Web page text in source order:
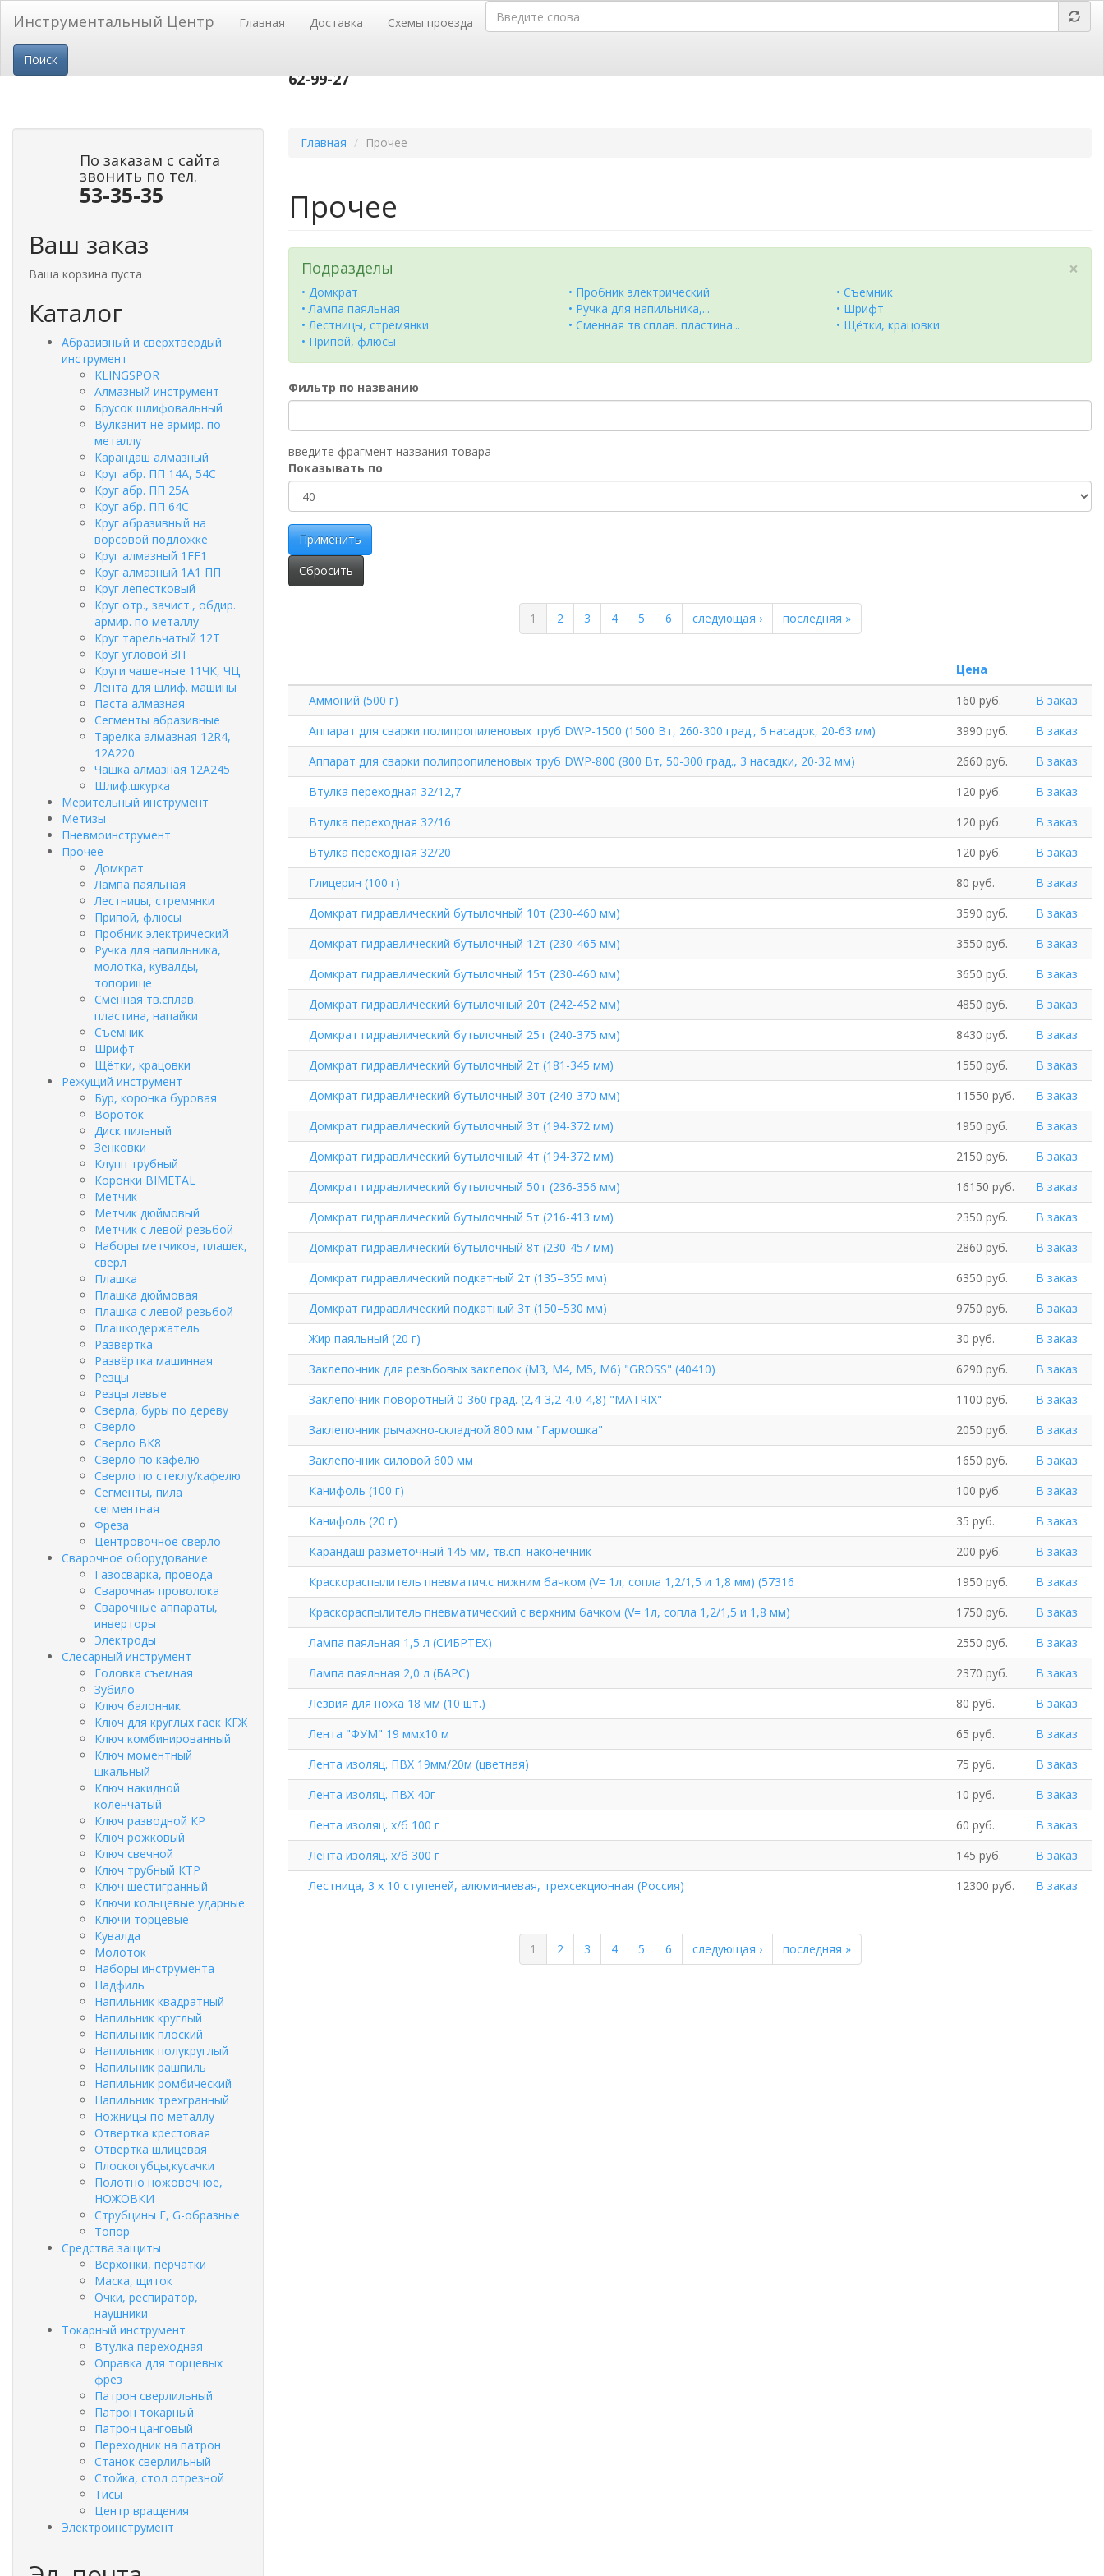
Инструментальный Центр Главная Доставка Схемы проезда
Введите слова
Поиск
г. Барнаул,
62-99-27
г. Барнаул,
Отправить заявку,
По заказам с сайта
звонить по тел.
53-35-35
Ваш заказ
Ваша корзина пуста
Каталог
Абразивный и сверхтвердый
инструмент
KLINGSPOR
Алмазный инструмент
Брусок шлифовальный
Вулканит не армир. по
металлу
Карандаш алмазный
Круг абр. ПП 14А, 54С
Круг абр. ПП 25А
Круг абр. ПП 64С
Круг абразивный на
ворсовой подложке
Круг алмазный 1FF1
Круг алмазный 1А1 ПП
Круг лепестковый
Круг отр., зачист., обдир.
армир. по металлу
Круг тарельчатый 12Т
Круг угловой ЗП
Круги чашечные 11ЧК, ЧЦ
Лента для шлиф. машины
Паста алмазная
Сегменты абразивные
Тарелка алмазная 12R4,
12А220
Чашка алмазная 12А245
Шлиф.шкурка
Мерительный инструмент
Метизы
Пневмоинструмент
Прочее
Домкрат
Лампа паяльная
Лестницы, стремянки
Припой, флюсы
Пробник электрический
Ручка для напильника,
молотка, кувалды,
топорище
Сменная тв.сплав.
пластина, напайки
Съемник
Шрифт
Щётки, крацовки
Режущий инструмент
Бур, коронка буровая
Вороток
Диск пильный
Зенковки
Клупп трубный
Коронки BIMETAL
Метчик
Метчик дюймовый
Метчик с левой резьбой
Наборы метчиков, плашек,
сверл
Плашка
Плашка дюймовая
Плашка с левой резьбой
Плашкодержатель
Развертка
Развёртка машинная
Резцы
Резцы левые
Сверла, буры по дереву
Сверло
Сверло ВК8
Сверло по кафелю
Сверло по стеклу/кафелю
Сегменты, пила
сегментная
Фреза
Центровочное сверло
Сварочное оборудование
Газосварка, провода
Сварочная проволока
Сварочные аппараты,
инверторы
Электроды
Слесарный инструмент
Головка съемная
Зубило
Ключ балонник
Ключ для круглых гаек КГЖ
Ключ комбинированный
Ключ моментный
шкальный
Ключ накидной
коленчатый
Ключ разводной КР
Ключ рожковый
Ключ свечной
Ключ трубный КТР
Ключ шестигранный
Ключи кольцевые ударные
Ключи торцевые
Кувалда
Молоток
Наборы инструмента
Надфиль
Напильник квадратный
Напильник круглый
Напильник плоский
Напильник полукруглый
Напильник рашпиль
Напильник ромбический
Напильник трехгранный
Ножницы по металлу
Отвертка крестовая
Отвертка шлицевая
Плоскогубцы,кусачки
Полотно ножовочное,
НОЖОВКИ
Струбцины F, G-образные
Топор
Средства защиты
Верхонки, перчатки
Маска, щиток
Очки, респиратор,
наушники
Токарный инструмент
Втулка переходная
Оправка для торцевых
фрез
Патрон сверлильный
Патрон токарный
Патрон цанговый
Переходник на патрон
Станок сверлильный
Стойка, стол отрезной
Тисы
Центр вращения
Электроинструмент
Главная Прочее
Прочее
×
Подразделы
• Домкрат
• Лампа паяльная
• Лестницы, стремянки
• Припой, флюсы
• Пробник электрический
• Ручка для напильника,...
• Сменная тв.сплав. пластина...
• Съемник
• Шрифт
• Щётки, крацовки
Фильтр по названию
введите фрагмент названия товара
Показывать по
Применить
Сбросить
1 2 3 4 5 6 следующая › последняя »
Цена
Аммоний (500 г)
160 руб.
В заказ
Аппарат для сварки полипропиленовых труб DWP-1500 (1500 Вт, 260-300 град., 6 насадок, 20-63 мм)
3990 руб.
В заказ
Аппарат для сварки полипропиленовых труб DWP-800 (800 Вт, 50-300 град., 3 насадки, 20-32 мм)
2660 руб.
В заказ
Втулка переходная 32/12,7
120 руб.
В заказ
Втулка переходная 32/16
120 руб.
В заказ
Втулка переходная 32/20
120 руб.
В заказ
Глицерин (100 г)
80 руб.
В заказ
Домкрат гидравлический бутылочный 10т (230-460 мм)
3590 руб.
В заказ
Домкрат гидравлический бутылочный 12т (230-465 мм)
3550 руб.
В заказ
Домкрат гидравлический бутылочный 15т (230-460 мм)
3650 руб.
В заказ
Домкрат гидравлический бутылочный 20т (242-452 мм)
4850 руб.
В заказ
Домкрат гидравлический бутылочный 25т (240-375 мм)
8430 руб.
В заказ
Домкрат гидравлический бутылочный 2т (181-345 мм)
1550 руб.
В заказ
Домкрат гидравлический бутылочный 30т (240-370 мм)
11550 руб.
В заказ
Домкрат гидравлический бутылочный 3т (194-372 мм)
1950 руб.
В заказ
Домкрат гидравлический бутылочный 4т (194-372 мм)
2150 руб.
В заказ
Домкрат гидравлический бутылочный 50т (236-356 мм)
16150 руб.
В заказ
Домкрат гидравлический бутылочный 5т (216-413 мм)
2350 руб.
В заказ
Домкрат гидравлический бутылочный 8т (230-457 мм)
2860 руб.
В заказ
Домкрат гидравлический подкатный 2т (135–355 мм)
6350 руб.
В заказ
Домкрат гидравлический подкатный 3т (150–530 мм)
9750 руб.
В заказ
Жир паяльный (20 г)
30 руб.
В заказ
Заклепочник для резьбовых заклепок (М3, М4, М5, М6) "GROSS" (40410)
6290 руб.
В заказ
Заклепочник поворотный 0-360 град. (2,4-3,2-4,0-4,8) "MATRIX"
1100 руб.
В заказ
Заклепочник рычажно-складной 800 мм "Гармошка"
2050 руб.
В заказ
Заклепочник силовой 600 мм
1650 руб.
В заказ
Канифоль (100 г)
100 руб.
В заказ
Канифоль (20 г)
35 руб.
В заказ
Карандаш разметочный 145 мм, тв.сп. наконечник
200 руб.
В заказ
Краскораспылитель пневматич.с нижним бачком (V= 1л, сопла 1,2/1,5 и 1,8 мм) (57316
1950 руб.
В заказ
Краскораспылитель пневматический с верхним бачком (V= 1л, сопла 1,2/1,5 и 1,8 мм)
1750 руб.
В заказ
Лампа паяльная 1,5 л (СИБРТЕХ)
2550 руб.
В заказ
Лампа паяльная 2,0 л (БАРС)
2370 руб.
В заказ
Лезвия для ножа 18 мм (10 шт.)
80 руб.
В заказ
Лента "ФУМ" 19 ммх10 м
65 руб.
В заказ
Лента изоляц. ПВХ 19мм/20м (цветная)
75 руб.
В заказ
Лента изоляц. ПВХ 40г
10 руб.
В заказ
Лента изоляц. х/б 100 г
60 руб.
В заказ
Лента изоляц. х/б 300 г
145 руб.
В заказ
Лестница, 3 х 10 ступеней, алюминиевая, трехсекционная (Россия)
12300 руб. В заказ
1 2 3 4 5 6 следующая › последняя »